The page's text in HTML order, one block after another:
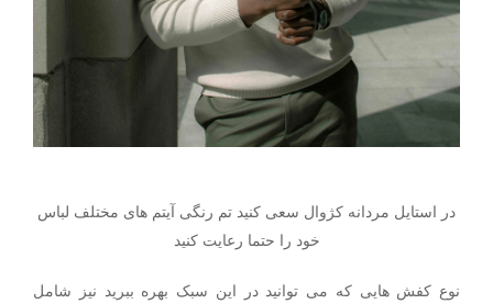
در استایل مردانه کژوال سعی کنید تم رنگی آیتم های مختلف لباس
خود را حتما رعایت کنید
نوع کفش هایی که می توانید در این سبک بهره ببرید نیز شامل